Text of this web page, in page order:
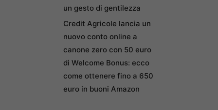
un gesto di gentilezza
Credit Agricole lancia un
nuovo conto online a
canone zero con 50 euro
di Welcome Bonus: ecco
come ottenere fino a 650
euro in buoni Amazon